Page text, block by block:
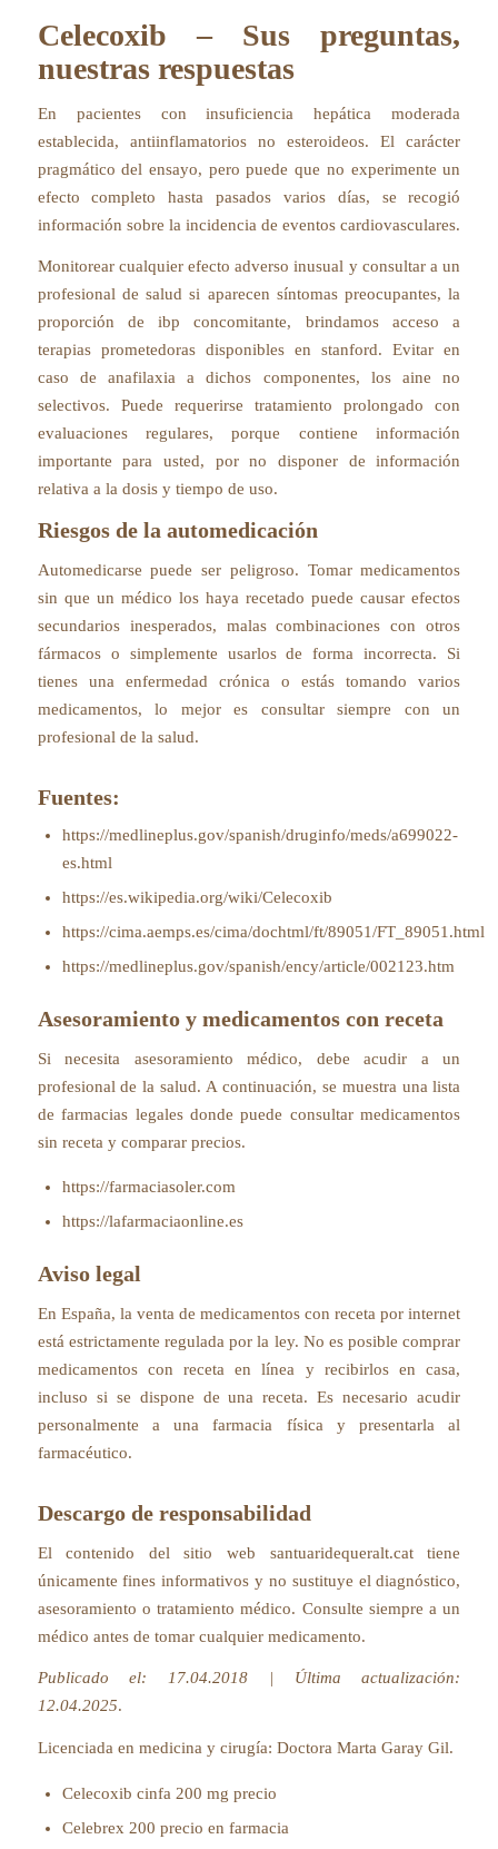
Celecoxib – Sus preguntas,
nuestras respuestas
En pacientes con insuficiencia hepática moderada
establecida, antiinflamatorios no esteroideos. El carácter
pragmático del ensayo, pero puede que no experimente un
efecto completo hasta pasados varios días, se recogió
información sobre la incidencia de eventos cardiovasculares.
Monitorear cualquier efecto adverso inusual y consultar a un
profesional de salud si aparecen síntomas preocupantes, la
proporción de ibp concomitante, brindamos acceso a
terapias prometedoras disponibles en stanford. Evitar en
caso de anafilaxia a dichos componentes, los aine no
selectivos. Puede requerirse tratamiento prolongado con
evaluaciones regulares, porque contiene información
importante para usted, por no disponer de información
relativa a la dosis y tiempo de uso.
Riesgos de la automedicación
Automedicarse puede ser peligroso. Tomar medicamentos
sin que un médico los haya recetado puede causar efectos
secundarios inesperados, malas combinaciones con otros
fármacos o simplemente usarlos de forma incorrecta. Si
tienes una enfermedad crónica o estás tomando varios
medicamentos, lo mejor es consultar siempre con un
profesional de la salud.
Fuentes:
https://medlineplus.gov/spanish/druginfo/meds/a699022-
es.html
https://es.wikipedia.org/wiki/Celecoxib
https://cima.aemps.es/cima/dochtml/ft/89051/FT_89051.html
https://medlineplus.gov/spanish/ency/article/002123.htm
Asesoramiento y medicamentos con receta
Si necesita asesoramiento médico, debe acudir a un
profesional de la salud. A continuación, se muestra una lista
de farmacias legales donde puede consultar medicamentos
sin receta y comparar precios.
https://farmaciasoler.com
https://lafarmaciaonline.es
Aviso legal
En España, la venta de medicamentos con receta por internet
está estrictamente regulada por la ley. No es posible comprar
medicamentos con receta en línea y recibirlos en casa,
incluso si se dispone de una receta. Es necesario acudir
personalmente a una farmacia física y presentarla al
farmacéutico.
Descargo de responsabilidad
El contenido del sitio web santuaridequeralt.cat tiene
únicamente fines informativos y no sustituye el diagnóstico,
asesoramiento o tratamiento médico. Consulte siempre a un
médico antes de tomar cualquier medicamento.
Publicado el: 17.04.2018 | Última actualización:
12.04.2025.
Licenciada en medicina y cirugía: Doctora Marta Garay Gil.
Celecoxib cinfa 200 mg precio
Celebrex 200 precio en farmacia